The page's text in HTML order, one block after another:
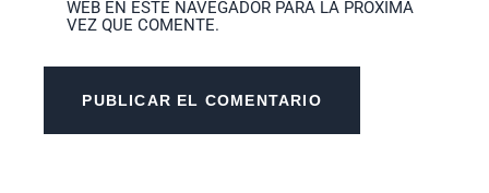
WEB EN ESTE NAVEGADOR PARA LA PRÓXIMA
VEZ QUE COMENTE.
PUBLICAR EL COMENTARIO